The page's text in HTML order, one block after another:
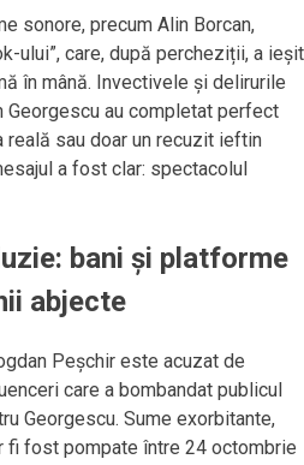
sonore, precum Alin Borcan,
ului”, care, după percheziții, a ieșit
în mână. Invectivele și delirurile
Georgescu au completat perfect
sau doar un recuzit ieftin
a fost clar: spectacolul
bani și platforme
abjecte
Peșchir este acuzat de
care a bombandat publicul
Georgescu. Sume exorbitante,
fi fost pompate între 24 octombrie